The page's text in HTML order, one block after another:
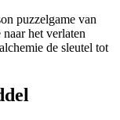
puzzelgame van
het verlaten
de sleutel tot